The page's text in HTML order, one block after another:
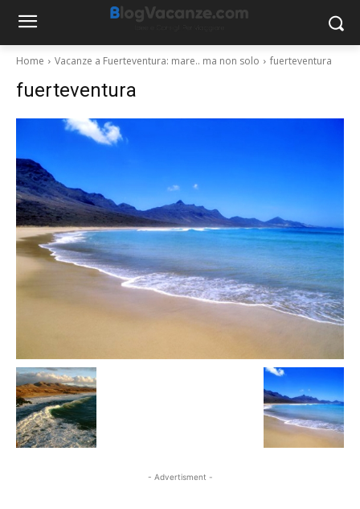
Home Vacanze a Fuerteventura: mare.. ma non solo fuerteventura
fuerteventura
- Advertisment -